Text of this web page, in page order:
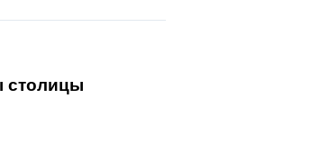
столицы